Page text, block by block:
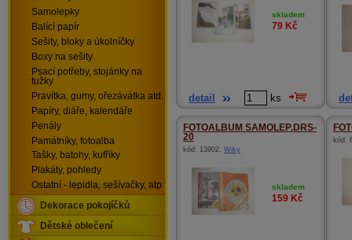
skladem
79 Kč
detail ks
FOTOALBUM SAMOLEP.DRS-
20
kód: 13902, Wiky
skladem
159 Kč
kód:
Samolepky
Balící papír
Sešity, bloky a úkolníčky
Boxy na sešity
Psací potřeby, stojánky na
tužky
Pravítka, gumy, ořezávátka atd.
Papíry, diáře, kalendáře
Penály
Památníky, fotoalba
Tašky, batohy, kufříky
Plakáty, pohledy
Ostatní - lepidla, sešívačky, atp
Dekorace pokojíčků
Dětské oblečení